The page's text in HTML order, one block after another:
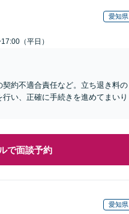
愛知県
（平日）
契約不適合責任など。立ち退き料の
い、正確に手続きを進めてまいり
で面談予約
愛知県